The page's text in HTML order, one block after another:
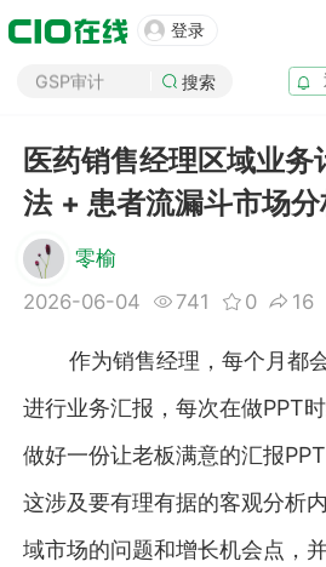
 登录
GSP审计
药品生产B证
医疗器械注册
药品注册
药品上市后变更
搜索
医药销售经理区域业务
法 + 患者流漏斗市场
零榆
2026-06-04
741 0 16
作为销售经理，每个月都
进行业务汇报，每次在做PPT
做好一份让老板满意的汇报
这涉及要有理有据的客观分析
域市场的问题和增长机会点，